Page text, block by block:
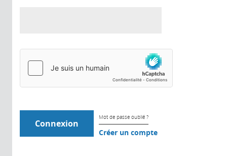
Mot de passe oublié ?
Créer un compte